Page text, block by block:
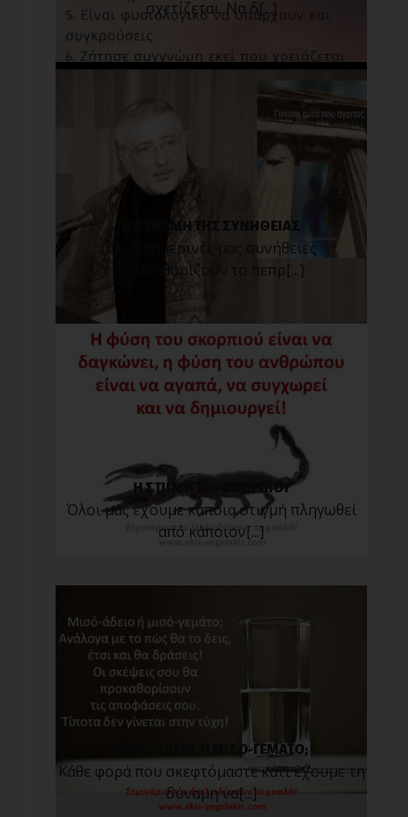
σχετίζεται. Να δ[...]
Η ΔΥΝΑΜΗ ΤΗΣ ΣΥΝΗΘΕΙΑΣ
Οι καθημερινές μας συνήθειες
προκαθορίζουν το πεπρ[...]
Η ΣΤΙΓΜΗ ΤΟΥ ΣΚΟΡΠΙΟΥ
Όλοι μας έχουμε κάποια στιγμή πληγωθεί
από κάποιον[...]
ΜΙΣΟ-ΑΔΕΙΟ Ή ΜΙΣΟ-ΓΕΜΑΤΟ;
Κάθε φορά που σκεφτόμαστε κάτι έχουμε τη
δύναμη να[...]